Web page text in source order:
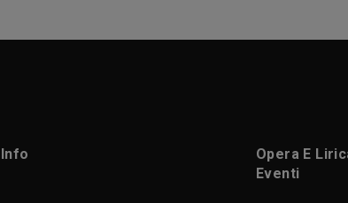
Info
Opera E
Eventi